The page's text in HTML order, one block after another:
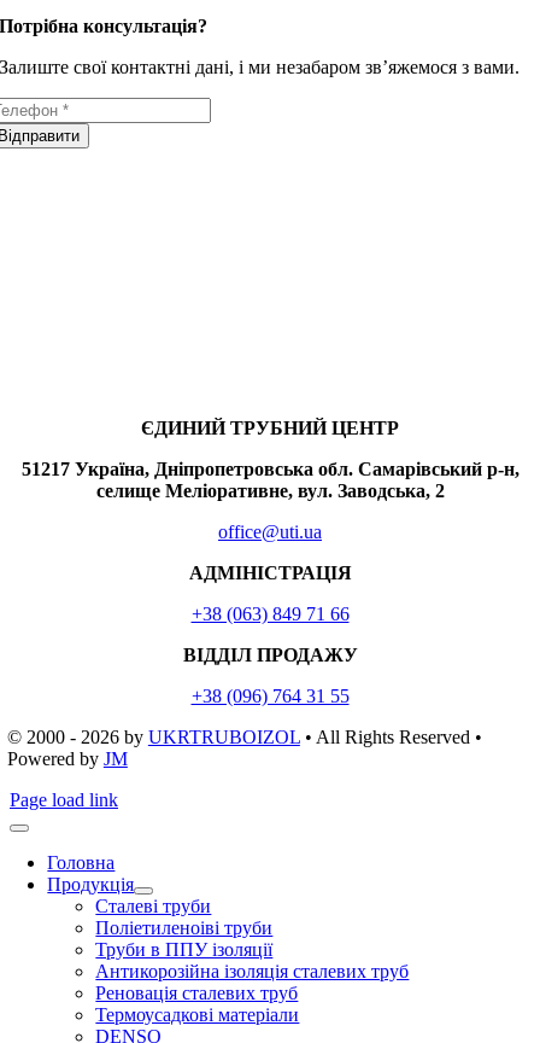
Потрібна консультація?
Залиште свої контактні дані, і ми незабаром зв’яжемося з вами.
ЄДИНИЙ ТРУБНИЙ ЦЕНТР
51217 Україна, Дніпропетровська обл. Самарівський р-н,
селище Меліоративне, вул. Заводська, 2
office@uti.ua
АДМІНІСТРАЦІЯ
+38 (063) 849 71 66
ВІДДІЛ ПРОДАЖУ
+38 (096) 764 31 55
© 2000 - 2026 by UKRTRUBOIZOL• All Rights Reserved •
Powered by JM
Page load link
Головна
Продукція
Сталеві труби
Поліетиленоіві труби
Труби в ППУ ізоляції
Антикорозійна ізоляція сталевих труб
Реновація сталевих труб
Термоусадкові матеріали
DENSO